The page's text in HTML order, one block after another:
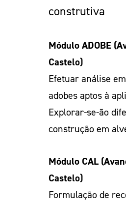
construtiva
Módulo ADOBE
Castelo)
Efetuar análise
adobes aptos à
Explorar-se-ão
construção em
Módulo CAL
Castelo)
Formulação de